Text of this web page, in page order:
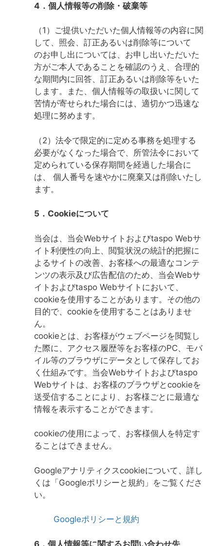
4．個人情報等の削除・破棄等
（1）ご提供いただいた個人情報等の内容に関
して、照会、訂正あるいは削除等について
のお申し出については、お申し出いただいた
方がご本人であることを確認のうえ、合理的
な期間内に回答、訂正あるいは削除等をいた
します。また、個人情報等の取扱いに関して
苦情が寄せられた場合には、適切かつ迅速な
処理に努めます。
（2）法令で限定的に定める事務を処理する
必要がなくなった場合で、所管法令において
定められている保存期間を経過した場合に
は、 個人番号を速やかに廃棄又は削除いたし
ます。
5．Cookieについて
当会は、当会Webサイトおよびtaspo Webサ
イト利便性の向上、閲覧状況の統計的把握に
よるサイトの改善、お客様への最適なコンテ
ンツの表示及び広告配信のため、当会Webサ
イトおよびtaspo Webサイトにおいて、
cookieを使用することがあります。その他の
目的で、cookieを使用することはありませ
ん。
cookieとは、お客様がウェブページを閲覧し
た際に、アクセス履歴等をお客様のPC、モバ
イル等のブラウザにデータとして保存してお
く仕組みです。当会Webサイトおよびtaspo
Webサイトは、お客様のブラウザとcookieを
送受信することにより、お客様ごとに最適な
情報を表示することができます。
cookieの使用によって、お客様個人を特定す
ることはできません。
Googleアナリティクスcookieについて、詳し
くは「Googleポリシーと規約」をご覧くださ
い。
Googleポリシーと規約
6．個人情報等に関するお問い合わせ先